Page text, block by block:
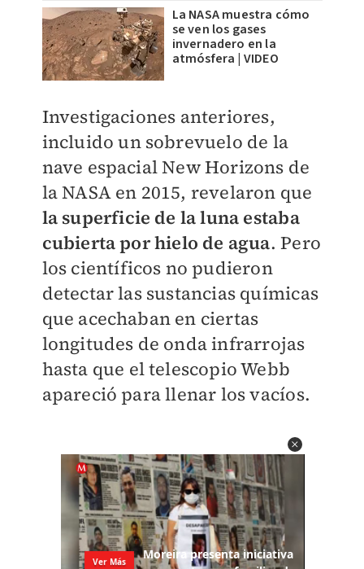
La NASA muestra cómo
se ven los gases
invernadero en la
atmósfera | VIDEO
Investigaciones anteriores,
incluido un sobrevuelo de la
nave espacial New Horizons de
la NASA en 2015, revelaron que
la superficie de la luna estaba
cubierta por hielo de agua. Pero
los científicos no pudieron
detectar las sustancias químicas
que acechaban en ciertas
longitudes de onda infrarrojas
hasta que el telescopio Webb
apareció para llenar los vacíos.